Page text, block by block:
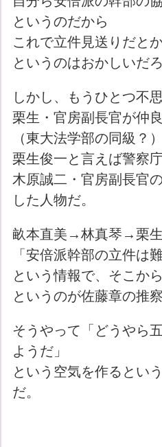
というのだから
これで立件見送りだと
というのはおかしいだろ
しかし、もうひとつ不
栗生・官房副長官が仲
（東大法学部の同級？
栗生俊一と言えば警察
木原誠二・官房副長官
した人物だ。
畝本直美→林真琴→栗
「安倍派幹部の立件は
という情報で、そこか
というのが佐藤章の推察
そうやって「どうやら
ようだ」
という空気を作るとい
だ。